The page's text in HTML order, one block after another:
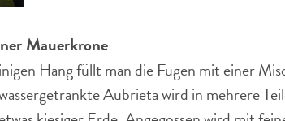
Mauerkrone
Hang füllt man die Fugen mit einer
Aubrieta wird in mehrere